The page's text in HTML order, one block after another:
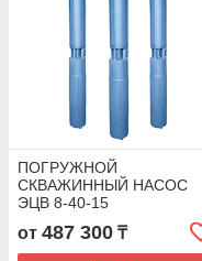
ПОГРУЖНОЙ
СКВАЖИННЫЙ НАСОС
ЭЦВ 8-40-15
от 487 300 ₸